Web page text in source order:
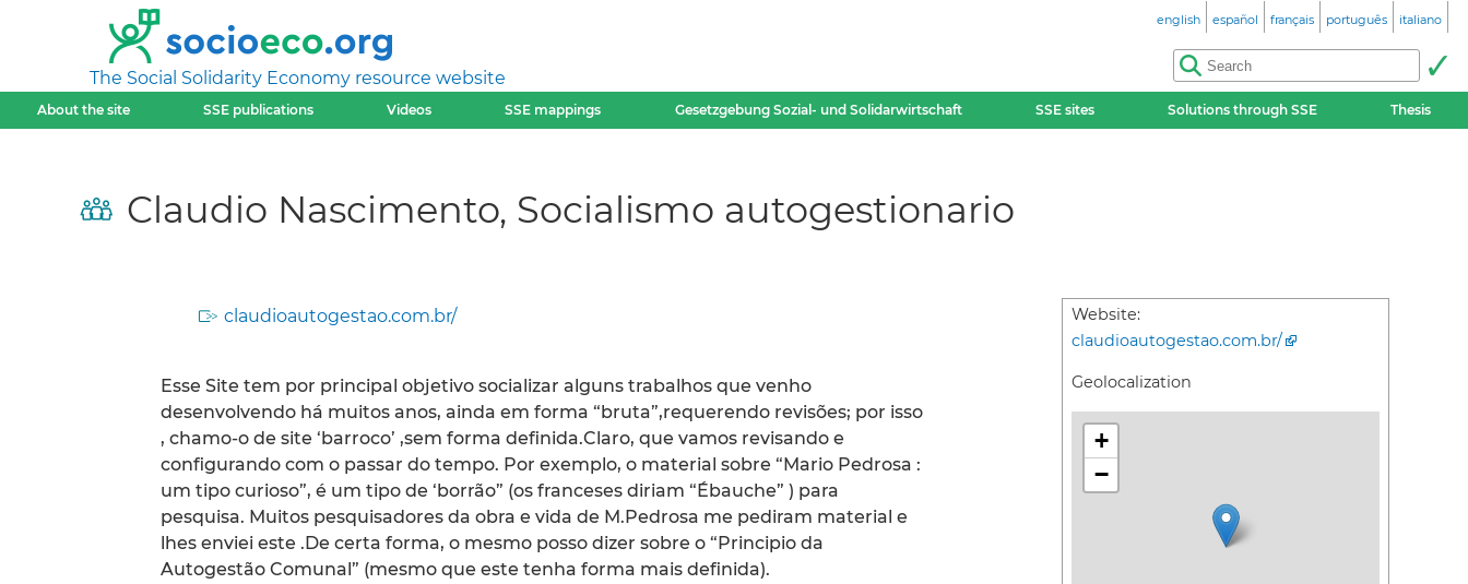
The Social Solidarity Economy resource website
english español français português italiano
About the site SSE publications Videos SSE mappings Gesetzgebung Sozial- und Solidarwirtschaft SSE sites Solutions through SSE Thesis
Claudio Nascimento, Socialismo autogestionario
claudioautogestao.com.br/
Esse Site tem por principal objetivo socializar alguns trabalhos que venho
desenvolvendo há muitos anos, ainda em forma “bruta”,requerendo revisões; por isso
, chamo-o de site ‘barroco’ ,sem forma definida.Claro, que vamos revisando e
configurando com o passar do tempo. Por exemplo, o material sobre “Mario Pedrosa :
um tipo curioso”, é um tipo de ‘borrão” (os franceses diriam “Ébauche” ) para
pesquisa. Muitos pesquisadores da obra e vida de M.Pedrosa me pediram material e
lhes enviei este .De certa forma, o mesmo posso dizer sobre o “Principio da
Autogestão Comunal” (mesmo que este tenha forma mais definida).
Website:
claudioautogestao.com.br/
Geolocalization
+
−